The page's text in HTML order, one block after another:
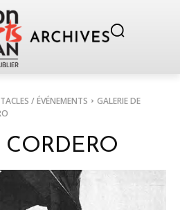
/ ÉVÉNEMENTS
GALERIE DE
CORDERO